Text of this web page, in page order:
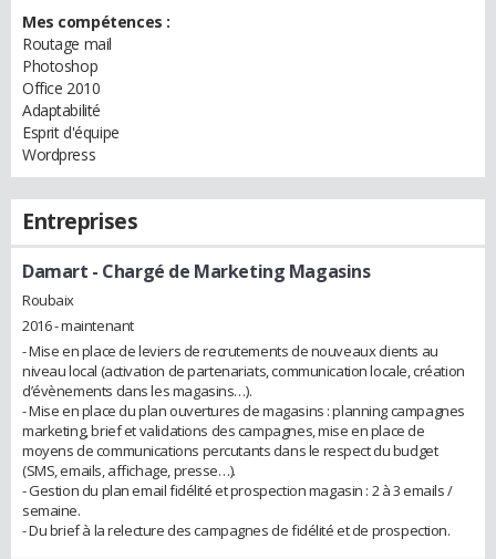
Mes compétences :
Routage mail
Photoshop
Office 2010
Adaptabilité
Esprit d'équipe
Wordpress
Entreprises
Damart - Chargé de Marketing Magasins
Roubaix
2016 - maintenant
- Mise en place de leviers de recrutements de nouveaux clients au
niveau local (activation de partenariats, communication locale, création
d’évènements dans les magasins…).
- Mise en place du plan ouvertures de magasins : planning campagnes
marketing, brief et validations des campagnes, mise en place de
moyens de communications percutants dans le respect du budget
(SMS, emails, affichage, presse…).
- Gestion du plan email fidélité et prospection magasin : 2 à 3 emails /
semaine.
- Du brief à la relecture des campagnes de fidélité et de prospection.